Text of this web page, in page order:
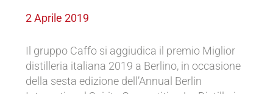
2 Aprile 2019
Il gruppo Caffo si aggiudica il premio Miglior
distilleria italiana 2019 a Berlino, in occasione
della sesta edizione dell’Annual Berlin